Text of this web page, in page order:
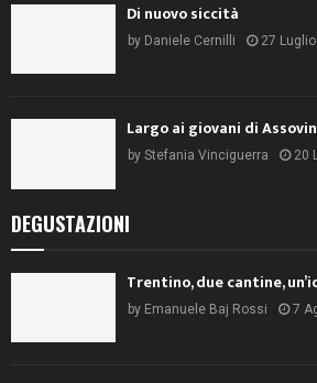
Di nuovo siccità
by Daniele Cernilli 27
Largo ai giovani di
by Stefania Vinciguerra 20
DEGUSTAZIONI
Trentino, due cantine,
by Emanuele Baj Rossi 7